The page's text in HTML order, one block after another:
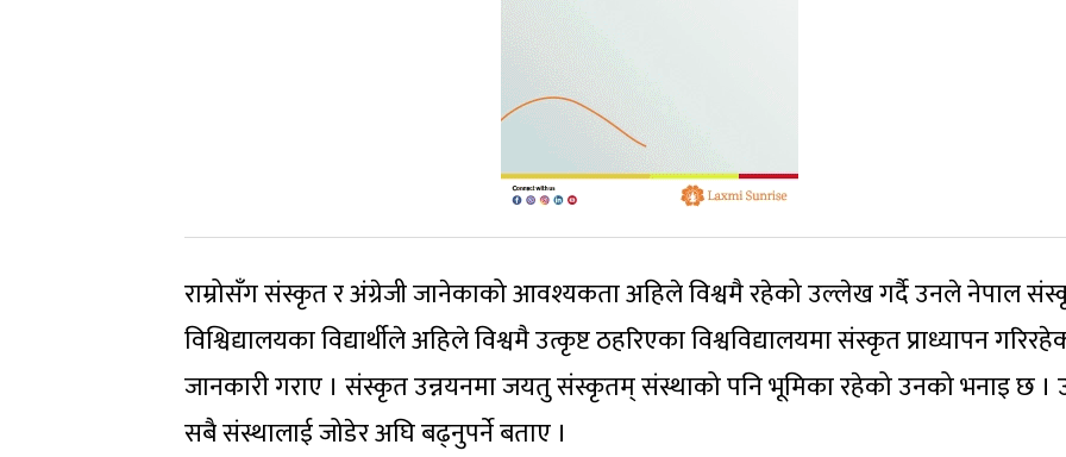
राम्रोसँग संस्कृत र अंग्रेजी जानेकाको आवश्यकता अहिले विश्वमै रहेको उल्लेख गर्दै उनले नेपाल
विश्विद्यालयका विद्यार्थीले अहिले विश्वमै उत्कृष्ट ठहरिएका विश्वविद्यालयमा संस्कृत प्राध्यापन
जानकारी गराए । संस्कृत उन्नयनमा जयतु संस्कृतम् संस्थाको पनि भूमिका रहेको उनको भनाइ छ
सबै संस्थालाई जोडेर अघि बढ्नुपर्ने बताए ।